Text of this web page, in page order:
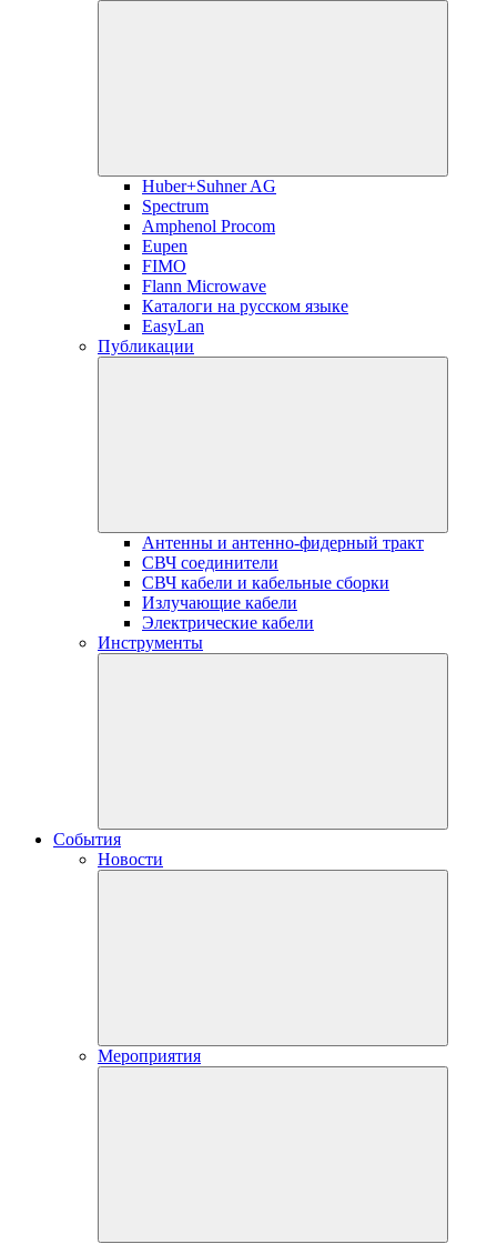
Huber+Suhner AG
Spectrum
Amphenol Procom
Eupen
FIMO
Flann Microwave
Каталоги на русском языке
EasyLan
Публикации
Антенны и антенно-фидерный тракт
СВЧ соединители
СВЧ кабели и кабельные сборки
Излучающие кабели
Электрические кабели
Инструменты
События
Новости
Мероприятия